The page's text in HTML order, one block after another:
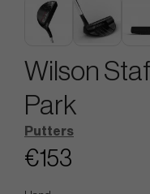
Wilson
Park
Putters
€153